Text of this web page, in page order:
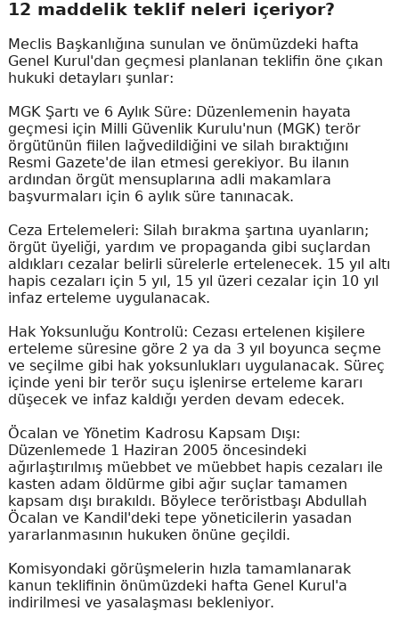
12 maddelik teklif neleri içeriyor?
Meclis Başkanlığına sunulan ve önümüzdeki hafta
Genel Kurul'dan geçmesi planlanan teklifin öne çıkan
hukuki detayları şunlar:
MGK Şartı ve 6 Aylık Süre: Düzenlemenin hayata
geçmesi için Milli Güvenlik Kurulu'nun (MGK) terör
örgütünün fiilen lağvedildiğini ve silah bıraktığını
Resmi Gazete'de ilan etmesi gerekiyor. Bu ilanın
ardından örgüt mensuplarına adli makamlara
başvurmaları için 6 aylık süre tanınacak.
Ceza Ertelemeleri: Silah bırakma şartına uyanların;
örgüt üyeliği, yardım ve propaganda gibi suçlardan
aldıkları cezalar belirli sürelerle ertelenecek. 15 yıl altı
hapis cezaları için 5 yıl, 15 yıl üzeri cezalar için 10 yıl
infaz erteleme uygulanacak.
Hak Yoksunluğu Kontrolü: Cezası ertelenen kişilere
erteleme süresine göre 2 ya da 3 yıl boyunca seçme
ve seçilme gibi hak yoksunlukları uygulanacak. Süreç
içinde yeni bir terör suçu işlenirse erteleme kararı
düşecek ve infaz kaldığı yerden devam edecek.
Öcalan ve Yönetim Kadrosu Kapsam Dışı:
Düzenlemede 1 Haziran 2005 öncesindeki
ağırlaştırılmış müebbet ve müebbet hapis cezaları ile
kasten adam öldürme gibi ağır suçlar tamamen
kapsam dışı bırakıldı. Böylece teröristbaşı Abdullah
Öcalan ve Kandil'deki tepe yöneticilerin yasadan
yararlanmasının hukuken önüne geçildi.
Komisyondaki görüşmelerin hızla tamamlanarak
kanun teklifinin önümüzdeki hafta Genel Kurul'a
indirilmesi ve yasalaşması bekleniyor.